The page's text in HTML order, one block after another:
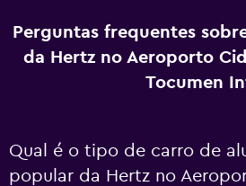
Perguntas frequentes
da Hertz no Aeroporto
Tocumen
Qual é o tipo de carro de
popular da Hertz no